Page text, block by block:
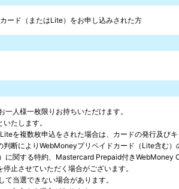
ード（またはLite）をお申し込みされた方
人様一枚限りお持ちいただけます。
たします。
を複数枚申込をされた場合は、カードの発行及び
断によりWebMoneyプリペイドカード（Lite含む）
関する特約、Mastercard Prepaid付き
止させていただく場合がございます。
当選できない場合があります。